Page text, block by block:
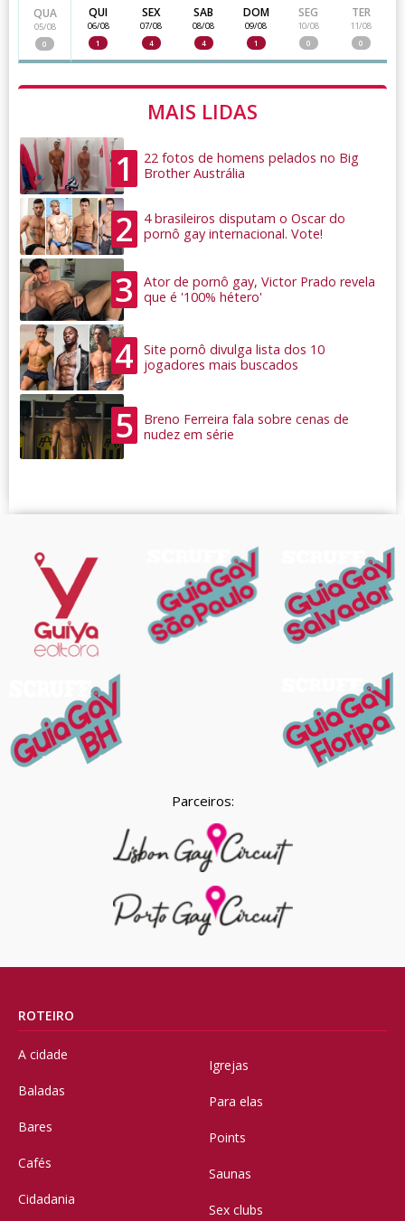
QUA
05/08
0
QUI
06/08
1
SEX
07/08
4
SAB
08/08
4
DOM
09/08
1
SEG
10/08
0
TER
11/08
0
MAIS LIDAS
1
22 fotos de homens pelados no Big
Brother Austrália
2
4 brasileiros disputam o Oscar do
pornô gay internacional. Vote!
3
Ator de pornô gay, Victor Prado revela
que é '100% hétero'
4
Site pornô divulga lista dos 10
jogadores mais buscados
5
Breno Ferreira fala sobre cenas de
nudez em série
Parceiros:
ROTEIRO
A cidade
Baladas
Bares
Cafés
Cidadania
Igrejas
Para elas
Points
Saunas
Sex clubs